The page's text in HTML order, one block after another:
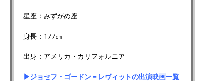
星座：みずがめ座
身長：177㎝
出身：アメリカ・カリフォルニア
▶ジョセフ・ゴードン＝レヴィットの出演映画一覧